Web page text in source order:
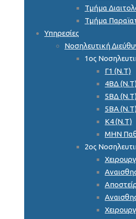
Τμήμα
Τμήμα
Υπηρεσίες
Νοσηλευτική
1ος
Γ1 (Ν.Τ)
4ΒΔ
5ΒΔ
5ΒΑ
Κ4 (Ν.Τ)
ΜΗΝ
2ος